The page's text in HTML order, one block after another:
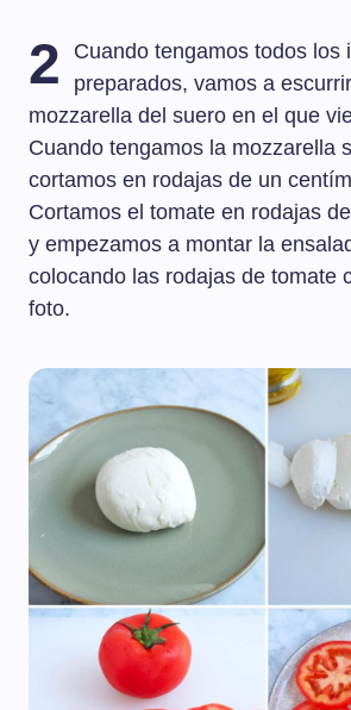
2
Cuando tengamos todos los
preparados, vamos a
mozzarella del suero en el que
Cuando tengamos la mozzarella
cortamos en rodajas de un
Cortamos el tomate en rodajas
y empezamos a montar la
colocando las rodajas de tomate
foto.